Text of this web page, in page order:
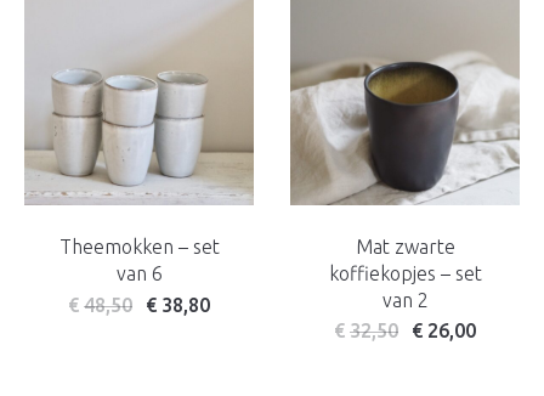
Theemokken – set
van 6
€ 48,50 € 38,80
Mat zwarte
koffiekopjes – set
van 2
€ 32,50 € 26,00